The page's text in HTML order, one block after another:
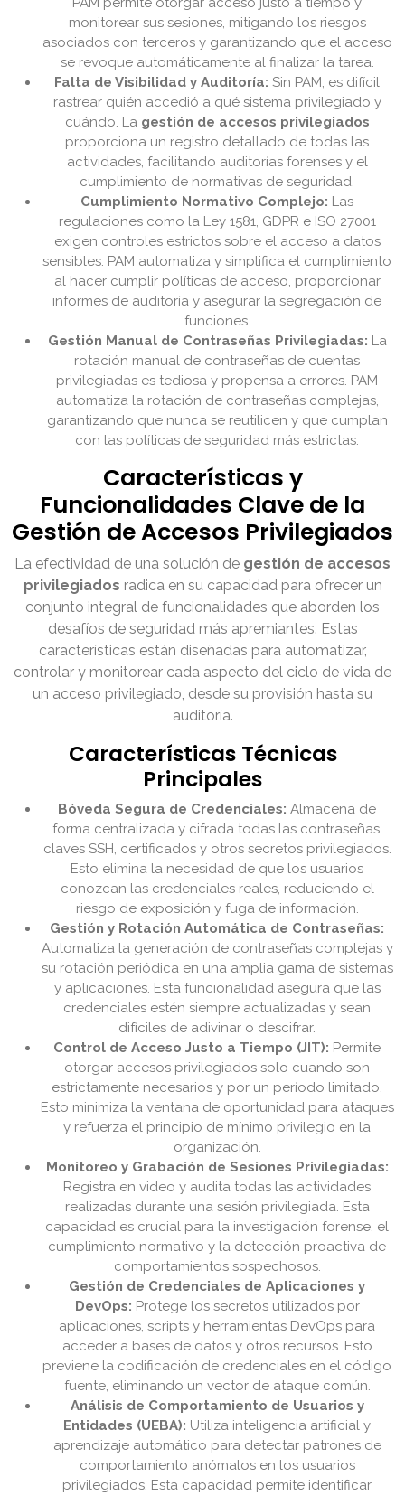
monitorear sus sesiones, mitigando los riesgos
asociados con terceros y garantizando que el acceso
se revoque automáticamente al finalizar la tarea.
Falta de Visibilidad y Auditoría: Sin PAM, es difícil
rastrear quién accedió a qué sistema privilegiado y
cuándo. La gestión de accesos privilegiados
proporciona un registro detallado de todas las
actividades, facilitando auditorías forenses y el
cumplimiento de normativas de seguridad.
Cumplimiento Normativo Complejo: Las
regulaciones como la Ley 1581, GDPR e ISO 27001
exigen controles estrictos sobre el acceso a datos
sensibles. PAM automatiza y simplifica el cumplimiento
al hacer cumplir políticas de acceso, proporcionar
informes de auditoría y asegurar la segregación de
funciones.
Gestión Manual de Contraseñas Privilegiadas: La
rotación manual de contraseñas de cuentas
privilegiadas es tediosa y propensa a errores. PAM
automatiza la rotación de contraseñas complejas,
garantizando que nunca se reutilicen y que cumplan
con las políticas de seguridad más estrictas.
Características y
Funcionalidades Clave de la
Gestión de Accesos Privilegiados
La efectividad de una solución de gestión de accesos
privilegiados radica en su capacidad para ofrecer un
conjunto integral de funcionalidades que aborden los
desafíos de seguridad más apremiantes. Estas
características están diseñadas para automatizar,
controlar y monitorear cada aspecto del ciclo de vida de
un acceso privilegiado, desde su provisión hasta su
auditoría.
Características Técnicas
Principales
Bóveda Segura de Credenciales: Almacena de
forma centralizada y cifrada todas las contraseñas,
claves SSH, certificados y otros secretos privilegiados.
Esto elimina la necesidad de que los usuarios
conozcan las credenciales reales, reduciendo el
riesgo de exposición y fuga de información.
Gestión y Rotación Automática de Contraseñas:
Automatiza la generación de contraseñas complejas y
su rotación periódica en una amplia gama de sistemas
y aplicaciones. Esta funcionalidad asegura que las
credenciales estén siempre actualizadas y sean
difíciles de adivinar o descifrar.
Control de Acceso Justo a Tiempo (JIT): Permite
otorgar accesos privilegiados solo cuando son
estrictamente necesarios y por un período limitado.
Esto minimiza la ventana de oportunidad para ataques
y refuerza el principio de mínimo privilegio en la
organización.
Monitoreo y Grabación de Sesiones Privilegiadas:
Registra en video y audita todas las actividades
realizadas durante una sesión privilegiada. Esta
capacidad es crucial para la investigación forense, el
cumplimiento normativo y la detección proactiva de
comportamientos sospechosos.
Gestión de Credenciales de Aplicaciones y
DevOps: Protege los secretos utilizados por
aplicaciones, scripts y herramientas DevOps para
acceder a bases de datos y otros recursos. Esto
previene la codificación de credenciales en el código
fuente, eliminando un vector de ataque común.
Análisis de Comportamiento de Usuarios y
Entidades (UEBA): Utiliza inteligencia artificial y
aprendizaje automático para detectar patrones de
comportamiento anómalos en los usuarios
privilegiados. Esta capacidad permite identificar